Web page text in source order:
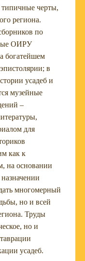
черты,
региона.
по
ОИРУ
богатейшем
в
усадеб и
музейные
–
для
как к
на основании
многомерный
но и всей
Труды
но и
усадеб.